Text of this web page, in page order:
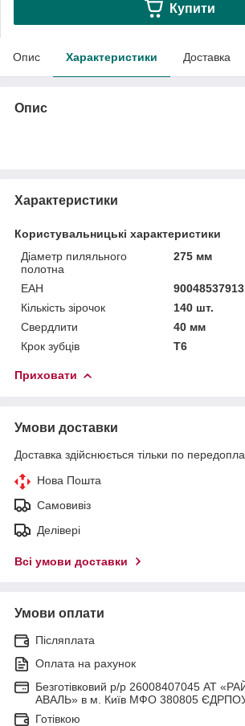
Купити
Опис Характеристики Доставка
Опис
Характеристики
Користувальницькі характеристики
Діаметр пиляльного
полотна
275 мм
ЕАН
Кількість зірочок
140 шт.
Свердлити
40 мм
Крок зубців
Т6
Приховати
Умови доставки
Доставка здійснюється тільки по
Нова Пошта
Самовивіз
Делівері
Всі умови доставки
Умови оплати
Післяплата
Оплата на рахунок
Безготівковий р/р 26008407045 АТ
АВАЛЬ» в м. Київ МФО 380805
Готівкою